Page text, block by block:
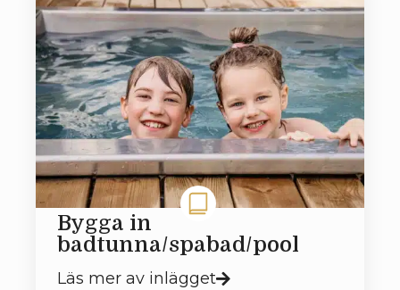
Bygga in
badtunna/spabad/pool
Läs mer av inlägget